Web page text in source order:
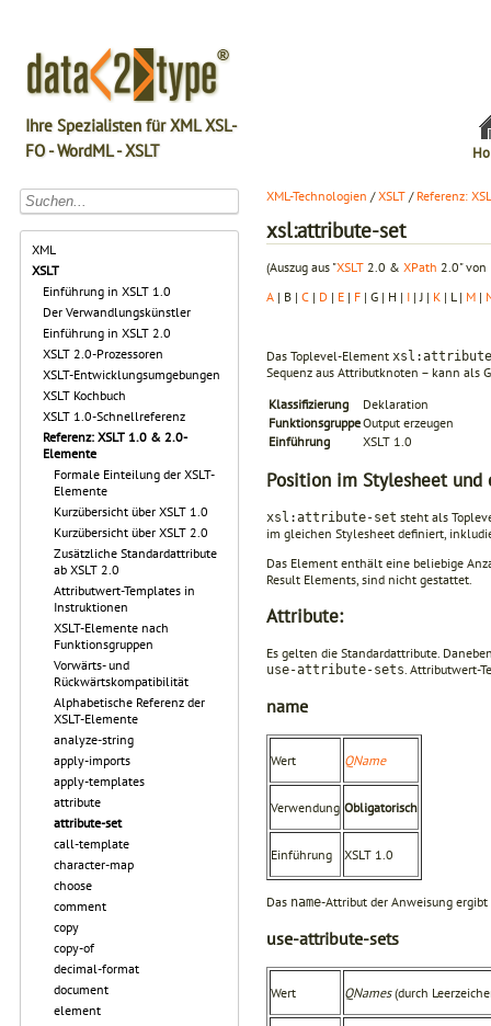
Ihre Spezialisten für XML XSL-
FO - WordML - XSLT
XML
XSLT
Einführung in XSLT 1.0
Der Verwandlungskünstler
Einführung in XSLT 2.0
XSLT 2.0-Prozessoren
XSLT-Entwicklungsumgebungen
XSLT Kochbuch
XSLT 1.0-Schnellreferenz
Referenz: XSLT 1.0 & 2.0-
Elemente
Formale Einteilung der XSLT-
Elemente
Kurzübersicht über XSLT 1.0
Kurzübersicht über XSLT 2.0
Zusätzliche Standardattribute
ab XSLT 2.0
Attributwert-Templates in
Instruktionen
XSLT-Elemente nach
Funktionsgruppen
Vorwärts- und
Rückwärtskompatibilität
Alphabetische Referenz der
XSLT-Elemente
analyze-string
apply-imports
apply-templates
attribute
attribute-set
call-template
character-map
choose
comment
copy
copy-of
decimal-format
document
element
XML-Technologien /XSLT / Referenz:
xsl:attribute-set
(Auszug aus "XSLT 2.0 & XPath 2.0" von
A | B | C | D | E | F | G | H | I | J | K | L | M |
Das Toplevel-Element
Sequenz aus Attributknoten – kann als
Klassifizierung
Deklaration
FunktionsgruppeOutput erzeugen
Einführung
XSLT 1.0
Position im Stylesheet und
xsl:attribute-set steht als
im gleichen Stylesheet definiert,
Das Element enthält eine beliebige
Result Elements, sind nicht gestattet.
Attribute:
Es gelten die Standardattribute.
use-attribute-sets . Attributwert-
name
Wert QName
Verwendung Obligatorisch
Einführung XSLT 1.0
Das name-Attribut der Anweisung ergibt
use-attribute-sets
Wert QNames(durch